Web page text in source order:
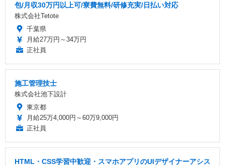
包/月収30万円以上可/寮費無料/研修充実/日払い対応
株式会社Tetote
千葉県
月給27万円～34万円
正社員
施工管理技士
株式会社池下設計
東京都
月給25万4,000円～60万9,000円
正社員
HTML・CSS学習中歓迎・スマホアプリのUIデザイナーアシス